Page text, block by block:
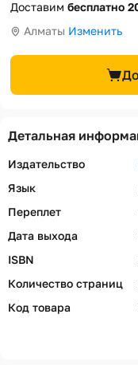
Доставим бесплатно
Алматы Изменить
Детальная
Издательство
Язык
Переплет
Дата выхода
ISBN
Количество страниц
Код товара